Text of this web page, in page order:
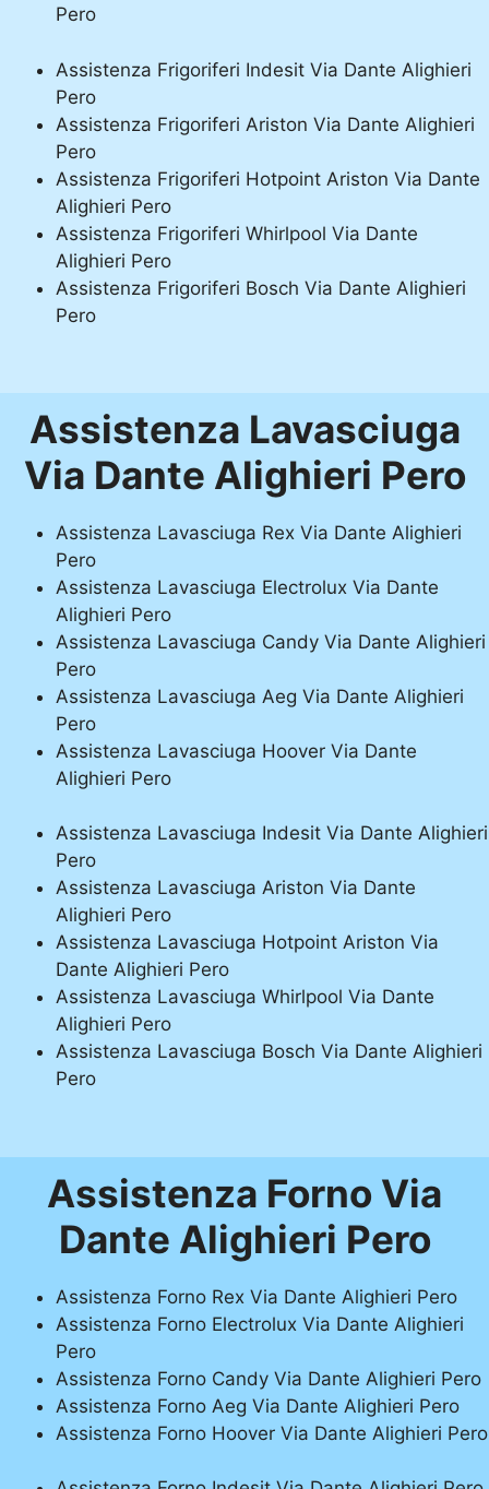
Pero
Assistenza Frigoriferi Indesit Via Dante Alighieri
Pero
Assistenza Frigoriferi Ariston Via Dante Alighieri
Pero
Assistenza Frigoriferi Hotpoint Ariston Via Dante
Alighieri Pero
Assistenza Frigoriferi Whirlpool Via Dante
Alighieri Pero
Assistenza Frigoriferi Bosch Via Dante Alighieri
Pero
Assistenza Lavasciuga
Via Dante Alighieri Pero
Assistenza Lavasciuga Rex Via Dante Alighieri
Pero
Assistenza Lavasciuga Electrolux Via Dante
Alighieri Pero
Assistenza Lavasciuga Candy Via Dante Alighieri
Pero
Assistenza Lavasciuga Aeg Via Dante Alighieri
Pero
Assistenza Lavasciuga Hoover Via Dante
Alighieri Pero
Assistenza Lavasciuga Indesit Via Dante Alighieri
Pero
Assistenza Lavasciuga Ariston Via Dante
Alighieri Pero
Assistenza Lavasciuga Hotpoint Ariston Via
Dante Alighieri Pero
Assistenza Lavasciuga Whirlpool Via Dante
Alighieri Pero
Assistenza Lavasciuga Bosch Via Dante Alighieri
Pero
Assistenza Forno Via
Dante Alighieri Pero
Assistenza Forno Rex Via Dante Alighieri Pero
Assistenza Forno Electrolux Via Dante Alighieri
Pero
Assistenza Forno Candy Via Dante Alighieri Pero
Assistenza Forno Aeg Via Dante Alighieri Pero
Assistenza Forno Hoover Via Dante Alighieri Pero